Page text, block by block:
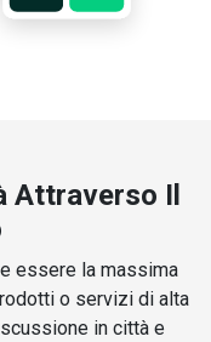
Attraverso Il
essere la massima
o servizi di alta
in città e